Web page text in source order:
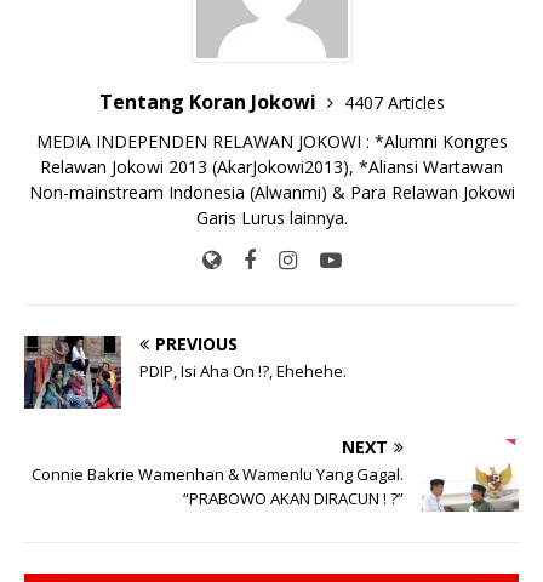
Tentang Koran Jokowi
4407 Articles
MEDIA INDEPENDEN RELAWAN JOKOWI : *Alumni Kongres
Relawan Jokowi 2013 (AkarJokowi2013), *Aliansi Wartawan
Non-mainstream Indonesia (Alwanmi) & Para Relawan Jokowi
Garis Lurus lainnya.
PREVIOUS
PDIP, Isi Aha On !?, Ehehehe.
NEXT
Connie Bakrie Wamenhan & Wamenlu Yang Gagal.
“PRABOWO AKAN DIRACUN ! ?”